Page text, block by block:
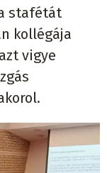
stafétát
kollégája
vigye